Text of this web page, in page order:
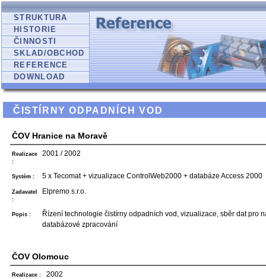
STRUKTURA
HISTORIE
ČINNOSTI
SKLAD/OBCHOD
REFERENCE
DOWNLOAD
ČISTÍRNY ODPADNÍCH VOD
ČOV Hranice na Moravě
Realizace
:
2001 / 2002
Systém : 5 x Tecomat + vizualizace ControlWeb2000 + databáze Access 2000
Zadavatel
:
Elpremo s.r.o.
Popis :
Řízení technologie čistírny odpadních vod, vizualizace, sběr dat pro
databázové zpracování
ČOV Olomouc
Realizace : 2002